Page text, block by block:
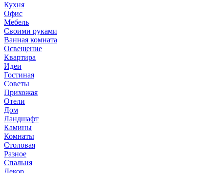
Кухня
Офис
Мебель
Своими руками
Ванная комната
Освещение
Квартира
Идеи
Гостиная
Советы
Прихожая
Отели
Дом
Ландшафт
Камины
Комнаты
Столовая
Разное
Спальня